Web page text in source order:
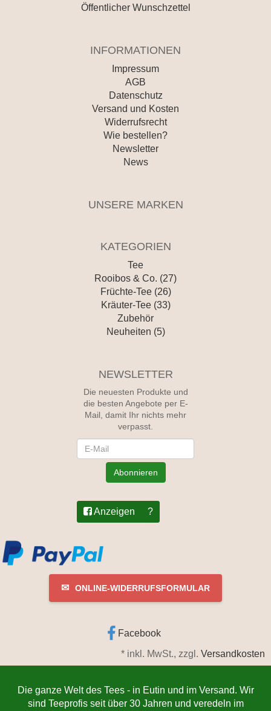
Öffentlicher Wunschzettel
INFORMATIONEN
Impressum
AGB
Datenschutz
Versand und Kosten
Widerrufsrecht
Wie bestellen?
Newsletter
News
UNSERE MARKEN
KATEGORIEN
Tee
Rooibos & Co. (27)
Früchte-Tee (26)
Kräuter-Tee (33)
Zubehör
Neuheiten (5)
NEWSLETTER
Die neuesten Produkte und
die besten Angebote per E-
Mail, damit Ihr nichts mehr
verpasst.
Abonnieren
Anzeigen ?
✉ ONLINE-WIDERRUFSFORMULAR
Facebook
* inkl. MwSt., zzgl. Versandkosten
Die ganze Welt des Tees - in Eutin und im Versand. Wir
sind Teeprofis seit über 30 Jahren und veredeln im